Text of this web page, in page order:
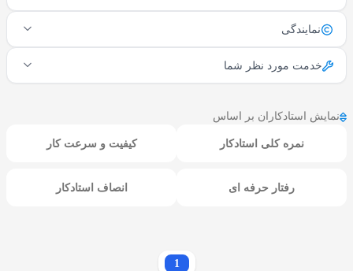
نمایندگی
خدمت مورد نظر شما
نمایش استادکاران بر اساس
نمره کلی استادکار کیفیت و سرعت کار
رفتار حرفه ای انصاف استادکار
1